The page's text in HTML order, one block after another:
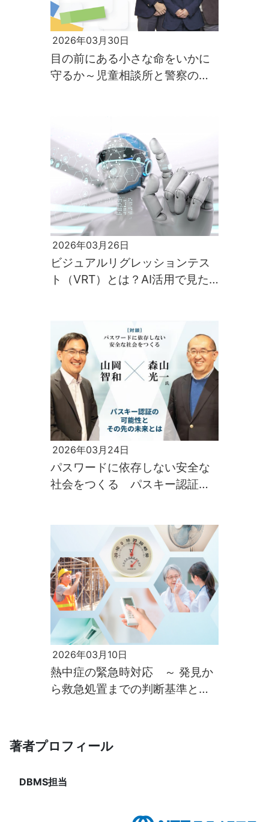
2026年03月30日
目の前にある小さな命をいかに
守るか～児童相談所と警察の連
2026年03月26日
ビジュアルリグレッションテス
ト（VRT）とは？AI活用で見た
2026年03月24日
パスワードに依存しない安全な
社会をつくる パスキー認証の
2026年03月10日
熱中症の緊急時対応 ～ 発見か
ら救急処置までの判断基準と応
著者プロフィール
DBMS担当